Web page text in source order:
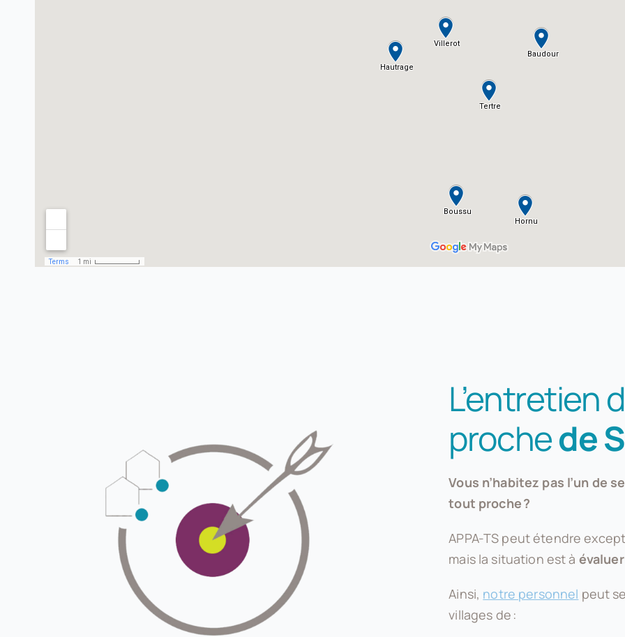
L’entretien
prochede
Vous n’habitez pas l’un de
tout proche ?
APPA-TS peut étendre
mais la situation est à
Ainsi, notre personnel peut
villages de :